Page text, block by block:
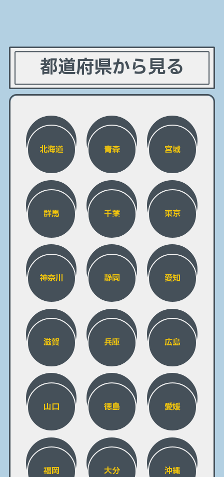
都道府県から見る
北海道 青森 宮城
群馬 千葉 東京
神奈川 静岡 愛知
滋賀 兵庫 広島
山口 徳島 愛媛
福岡 大分 沖縄